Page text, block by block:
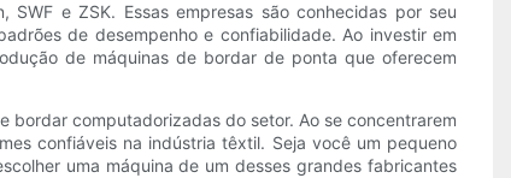
e ZSK. Essas empresas são conhecidas por seu
de desempenho e confiabilidade. Ao investir em
de máquinas de bordar de ponta que oferecem
bordar computadorizadas do setor. Ao se concentrarem
confiáveis na indústria têxtil. Seja você um pequeno
uma máquina de um desses grandes fabricantes